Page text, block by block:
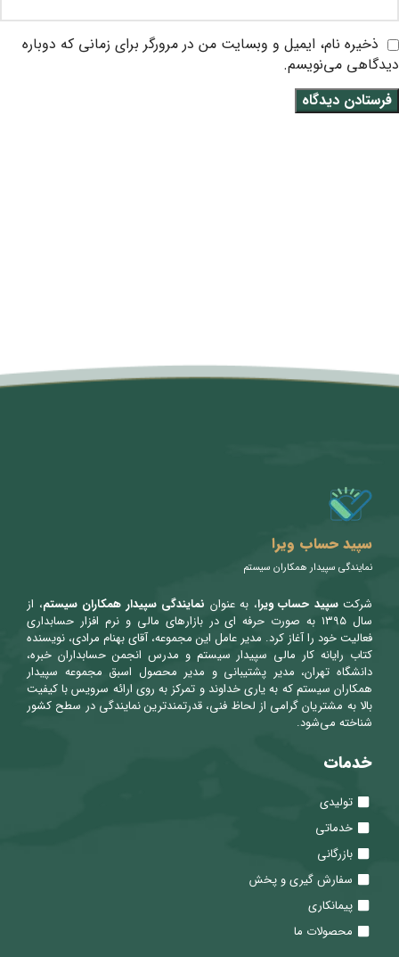
ذخیره نام، ایمیل و وبسایت من در مرورگر برای زمانی که دوباره
دیدگاهی می‌نویسم.
متن سربرگ خود را وارد کنید
سپید حساب ویرا
نمایندگی سپیدار همکاران سیستم
شرکتسپید حساب ویرا، به عنوان نمایندگی سپیدار همکاران سیستم، از
سال ۱۳۹۵ به صورت حرفه ای در بازارهای مالی و نرم افزار حسابداری
فعالیت خود را آغاز کرد. مدیر عامل این مجموعه، آقای بهنام مرادی، نویسنده
کتاب رایانه کار مالی سپیدار سیستم و مدرس انجمن حسابداران خبره،
دانشگاه تهران، مدیر پشتیبانی و مدیر محصول اسبق مجموعه سپیدار
همکاران سیستم که به یاری خداوند و تمرکز به روی ارائه سرویس با کیفیت
بالا به مشتریان گرامی از لحاظ فنی، قدرتمندترین نمایندگی در سطح کشور
شناخته می‌شود.
خدمات
تولیدی
خدماتی
بازرگانی
سفارش گیری و پخش
پیمانکاری
محصولات ما